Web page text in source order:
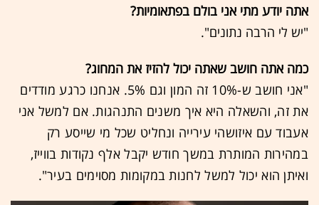
אתה יודע מתי אני בולם בפתאומיות?
"יש לי הרבה נתונים".
כמה אתה חושב שאתה יכול להזיז את המחוג?
"אני חושב ש-10% זה המון וגם 5%. אנחנו כרגע מודדים
את זה, והשאלה היא איך משנים התנהגות. אם למשל אני
אעבוד עם איזושהי עירייה ונחליט שכל מי שייסע רק
במהירות המותרת במשך חודש יקבל אלף נקודות בווייז,
ואיתן הוא יכול למשל לחנות במקומות מסוימים בעיר".